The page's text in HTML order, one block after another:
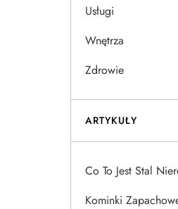
Usługi
Wnętrza
Zdrowie
ARTYKUŁY
Co To Jest Stal
Kominki